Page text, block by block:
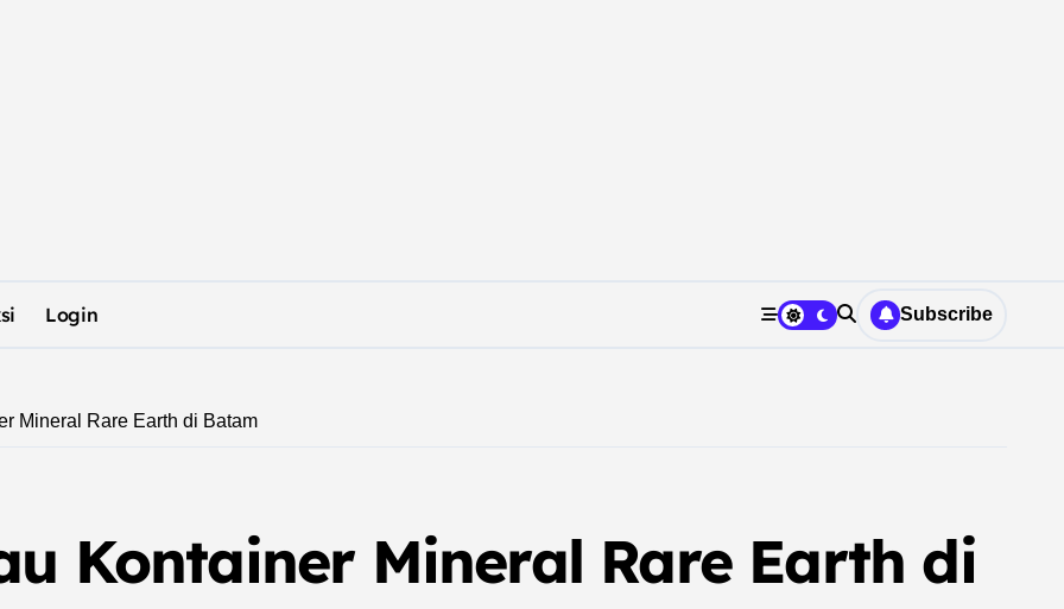
Login Subscribe
Mineral Rare Earth di Batam
Kontainer Mineral Rare Earth di